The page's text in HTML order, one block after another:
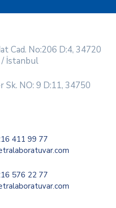
Cad. No:206 D:4, 34720
/ İstanbul
Sk. NO: 9 D:11, 34750
411 99 77
576 22 77